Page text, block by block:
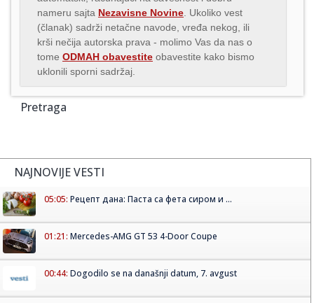
nameru sajta Nezavisne Novine . Ukoliko vest
(članak) sadrži netačne navode, vređa nekog, ili
krši nečija autorska prava - molimo Vas da nas o
tome ODMAH obavestite obavestite kako bismo
uklonili sporni sadržaj.
Pretraga
NAJNOVIJE VESTI
05:05: Рецепт дана: Паста са фета сиром и ...
01:21: Mercedes-AMG GT 53 4-Door Coupe
00:44: Dogodilo se na današnji datum, 7. avgust